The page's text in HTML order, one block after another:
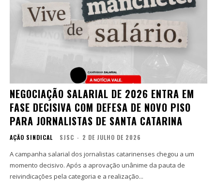
NEGOCIAÇÃO SALARIAL DE 2026 ENTRA EM
FASE DECISIVA COM DEFESA DE NOVO PISO
PARA JORNALISTAS DE SANTA CATARINA
AÇÃO SINDICAL SJSC - 2 DE JULHO DE 2026
A campanha salarial dos jornalistas catarinenses chegou a um
momento decisivo. Após a aprovação unânime da pauta de
reivindicações pela categoria e a realização...